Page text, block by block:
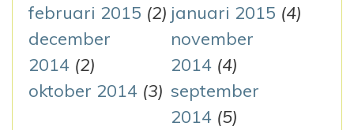
februari 2015 (2) januari 2015 (4)
december
2014 (2)
november
2014 (4)
oktober 2014 (3) september
2014 (5)